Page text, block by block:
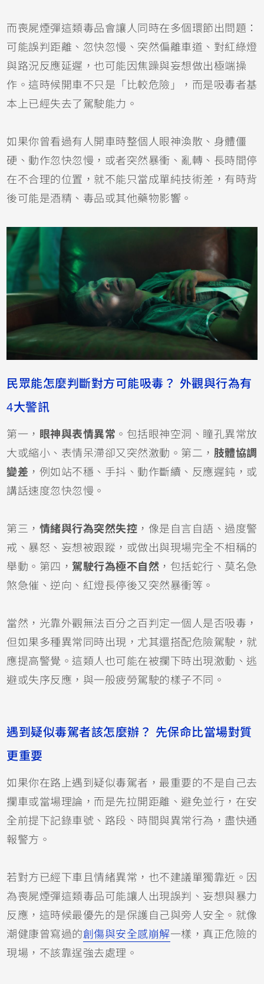
而喪屍煙彈這類毒品會讓人同時在多個環節出問題：
可能誤判距離、忽快忽慢、突然偏離車道、對紅綠燈
與路況反應延遲，也可能因焦躁與妄想做出極端操
作。這時候開車不只是「比較危險」，而是吸毒者基
本上已經失去了駕駛能力。
如果你曾看過有人開車時整個人眼神渙散、身體僵
硬、動作忽快忽慢，或者突然暴衝、亂轉、長時間停
在不合理的位置，就不能只當成單純技術差，有時背
後可能是酒精、毒品或其他藥物影響。
民眾能怎麼判斷對方可能吸毒？ 外觀與行為有
4大警訊
第一， 眼神與表情異常 。包括眼神空洞、瞳孔異常放
大或縮小、表情呆滯卻又突然激動。第二， 肢體協調
變差 ，例如站不穩、手抖、動作斷續、反應遲鈍，或
講話速度忽快忽慢。
第三， 情緒與行為突然失控 ，像是自言自語、過度警
戒、暴怒、妄想被跟蹤，或做出與現場完全不相稱的
舉動。第四， 駕駛行為極不自然 ，包括蛇行、莫名急
煞急催、逆向、紅燈長停後又突然暴衝等。
當然，光靠外觀無法百分之百判定一個人是否吸毒，
但如果多種異常同時出現，尤其還搭配危險駕駛，就
應提高警覺。這類人也可能在被攔下時出現激動、逃
避或失序反應，與一般疲勞駕駛的樣子不同。
遇到疑似毒駕者該怎麼辦？ 先保命比當場對質
更重要
如果你在路上遇到疑似毒駕者，最重要的不是自己去
攔車或當場理論，而是先拉開距離、避免並行，在安
全前提下記錄車號、路段、時間與異常行為，盡快通
報警方。
若對方已經下車且情緒異常，也不建議單獨靠近。因
為喪屍煙彈這類毒品可能讓人出現誤判、妄想與暴力
反應，這時候最優先的是保護自己與旁人安全。就像
潮健康曾寫過的創傷與安全感崩解一樣，真正危險的
現場，不該靠逞強去處理。